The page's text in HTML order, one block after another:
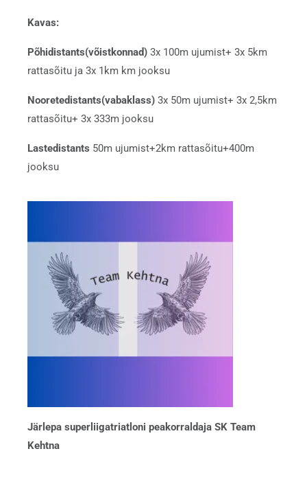
Kavas:
Põhidistants(võistkonnad) 3x 100m ujumist+ 3x 5km
rattasõitu ja 3x 1km km jooksu
Nooretedistants(vabaklass) 3x 50m ujumist+ 3x 2,5km
rattasõitu+ 3x 333m jooksu
Lastedistants 50m ujumist+2km rattasõitu+400m
jooksu
Järlepa superliigatriatloni peakorraldaja SK Team
Kehtna